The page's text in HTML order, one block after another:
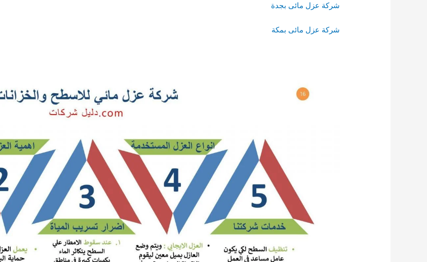
شركة عزل مائى بجدة
شركة عزل مائى بمكة